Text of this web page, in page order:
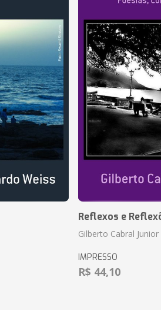
Reflexos e
Gilberto Cabral Junior
IMPRESSO
R$ 44,10